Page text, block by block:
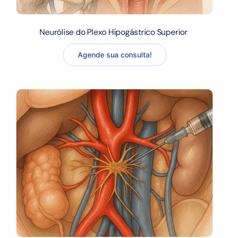
Neurólise do Plexo Hipogástrico Superior
Agende sua consulta!